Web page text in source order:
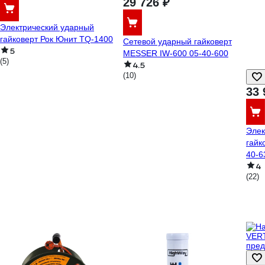
Электрический ударный
гайковерт Рок Юнит TQ-1400
5
(5)
Сетевой ударный гайковерт
MESSER IW-600 05-40-600
4.5
(10)
33
40-
4
(22)